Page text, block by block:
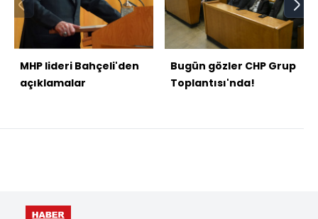
MHP lideri Bahçeli'den
açıklamalar
Bugün gözler CHP Grup
Toplantısı'nda!